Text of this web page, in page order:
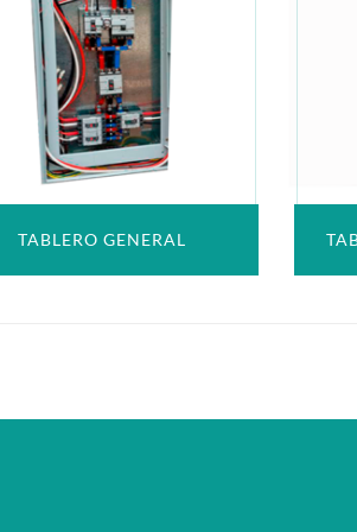
TABLERO GENERAL